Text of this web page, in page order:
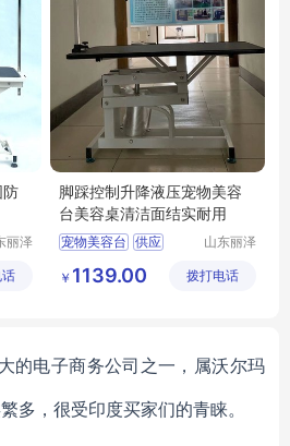
防
丽泽
司
脚踩控制升降液压宠物美容
台美容桌清洁面结实耐用
宠物美容台 供应
狗狗清洁美容工具
山东丽泽
有限公司
￥ 1139.00 拨打电话
的电子商务公司之一，属沃尔玛
多，很受印度买家们的青睐。